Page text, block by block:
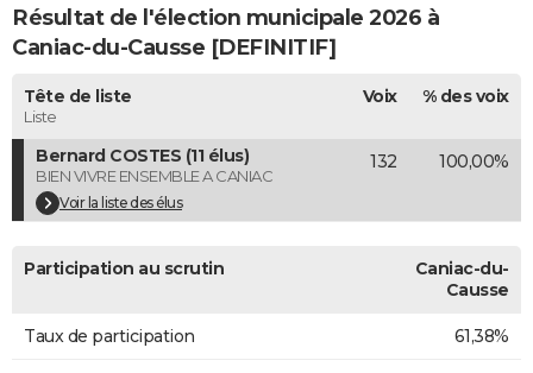
Carte de Noël
Carte Bonne année
Carte Saint-Valentin
Carte Pâques
Carte d'anniversaire
DICTIONNAIRE
Dictionnaire
Biographies
Citations
Expressions
Proverbes
PROGRAMME TV
COPAINS D'AVANT
S'inscrire
Se connecter
Lycées
Collèges
Primaires
Universités
Entreprises
Service militaire
Avis de recherche
AVIS DE DÉCÈS
Bricolage
Television
Résultat de l'élection municipale 2026 à
Caniac-du-Causse [DEFINITIF]
Tête de liste
Liste
Voix % des voix
Bernard COSTES (11 élus)
BIEN VIVRE ENSEMBLE A CANIAC
Voir la liste des élus
132 100,00%
Participation au scrutin
Caniac-du-
Causse
Taux de participation 61,38%